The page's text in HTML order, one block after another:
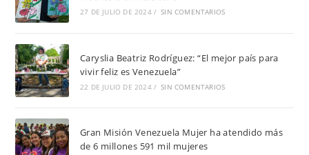
27 DE JULIO DE 2024 / SIN COMENTARIOS
Caryslia Beatriz Rodríguez: “El mejor país para
vivir feliz es Venezuela”
22 DE JULIO DE 2024 / SIN COMENTARIOS
Gran Misión Venezuela Mujer ha atendido más
de 6 millones 591 mil mujeres